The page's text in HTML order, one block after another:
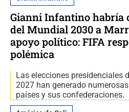
Gianni Infantino habría
del Mundial 2030 a
apoyo político: FIFA
polémica
Las elecciones presidenciales
2027 han generado
países y sus confederaciones.